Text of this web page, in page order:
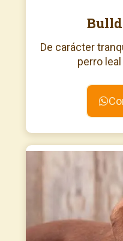
De carácter
perro